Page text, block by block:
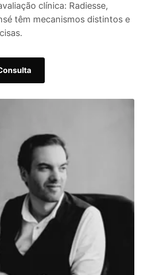
clínica: Radiesse,
têm mecanismos distintos e